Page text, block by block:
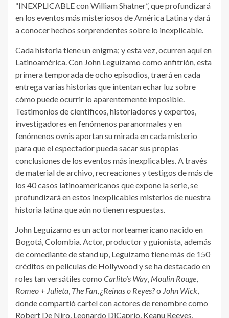
“INEXPLICABLE con William Shatner”, que profundizará
en los eventos más misteriosos de América Latina y dará
a conocer hechos sorprendentes sobre lo inexplicable.
Cada historia tiene un enigma; y esta vez, ocurren aquí en
Latinoamérica. Con John Leguizamo como anfitrión, esta
primera temporada de ocho episodios, traerá en cada
entrega varias historias que intentan echar luz sobre
cómo puede ocurrir lo aparentemente imposible.
Testimonios de científicos, historiadores y expertos,
investigadores en fenómenos paranormales y en
fenómenos ovnis aportan su mirada en cada misterio
para que el espectador pueda sacar sus propias
conclusiones de los eventos más inexplicables. A través
de material de archivo, recreaciones y testigos de más de
los 40 casos latinoamericanos que expone la serie, se
profundizará en estos inexplicables misterios de nuestra
historia latina que aún no tienen respuestas.
John Leguizamo es un actor norteamericano nacido en
Bogotá, Colombia. Actor, productor y guionista, además
de comediante de stand up, Leguizamo tiene más de 150
créditos en películas de Hollywood y se ha destacado en
roles tan versátiles como Carlito’s Way, Moulin Rouge,
Romeo + Julieta, The Fan,¿Reinas o Reyes?o John Wick,
donde compartió cartel con actores de renombre como
Robert De Niro, Leonardo DiCaprio, Keanu Reeves,